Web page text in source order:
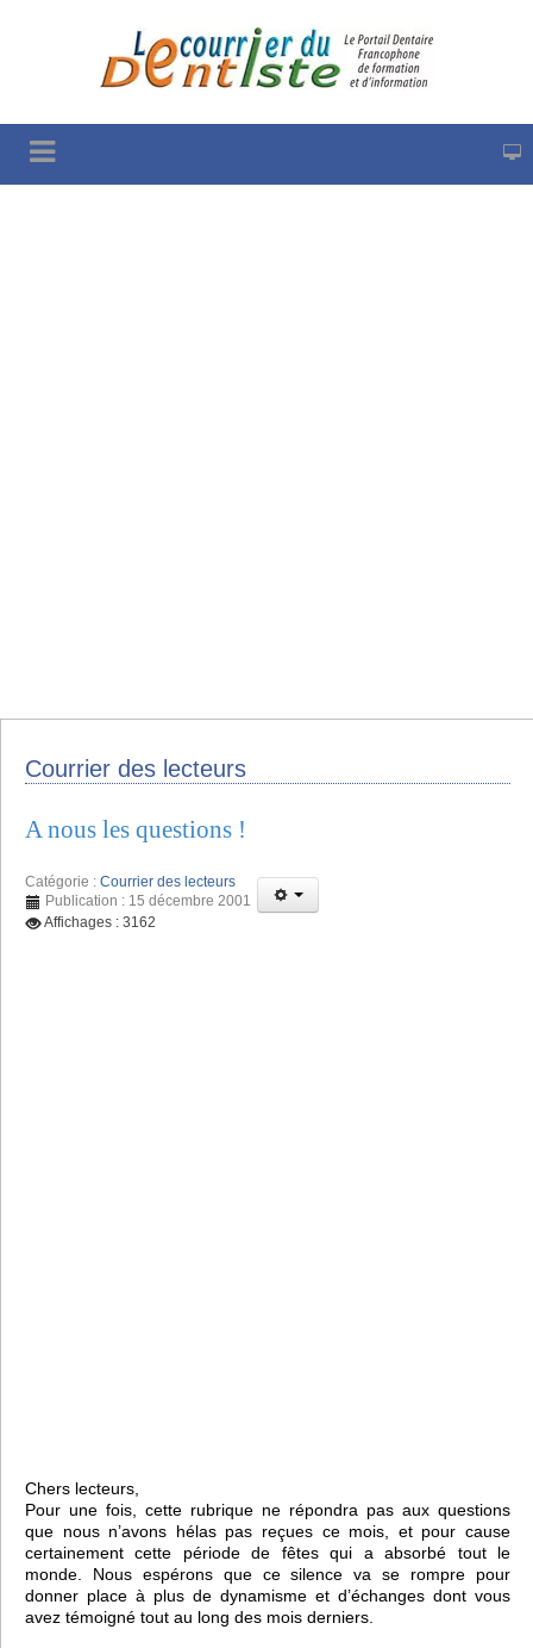
Courrier des lecteurs
A nous les questions !
Catégorie : Courrier des lecteurs
Publication : 15 décembre 2001
Affichages : 3162
Chers lecteurs,
Pour une fois, cette rubrique ne répondra pas aux questions
que nous n’avons hélas pas reçues ce mois, et pour cause
certainement cette période de fêtes qui a absorbé tout le
monde. Nous espérons que ce silence va se rompre pour
donner place à plus de dynamisme et d’échanges dont vous
avez témoigné tout au long des mois derniers.